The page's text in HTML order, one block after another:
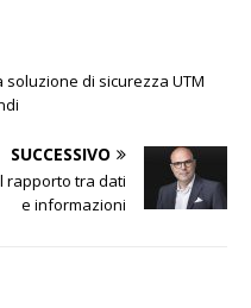
soluzione di sicurezza UTM
SUCCESSIVO
rapporto tra dati
e informazioni